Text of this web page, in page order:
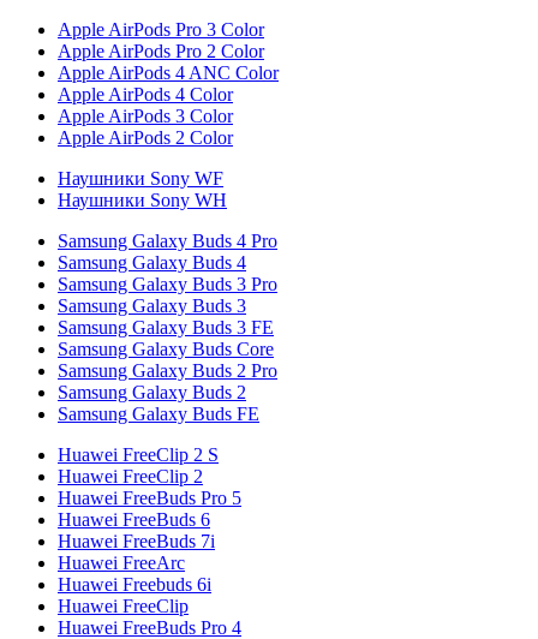
Apple AirPods Pro 3 Color
Apple AirPods Pro 2 Color
Apple AirPods 4 ANC Color
Apple AirPods 4 Color
Apple AirPods 3 Color
Apple AirPods 2 Color
Наушники Sony WF
Наушники Sony WH
Samsung Galaxy Buds 4 Pro
Samsung Galaxy Buds 4
Samsung Galaxy Buds 3 Pro
Samsung Galaxy Buds 3
Samsung Galaxy Buds 3 FE
Samsung Galaxy Buds Core
Samsung Galaxy Buds 2 Pro
Samsung Galaxy Buds 2
Samsung Galaxy Buds FE
Huawei FreeClip 2 S
Huawei FreeClip 2
Huawei FreeBuds Pro 5
Huawei FreeBuds 6
Huawei FreeBuds 7i
Huawei FreeArc
Huawei Freebuds 6i
Huawei FreeClip
Huawei FreeBuds Pro 4